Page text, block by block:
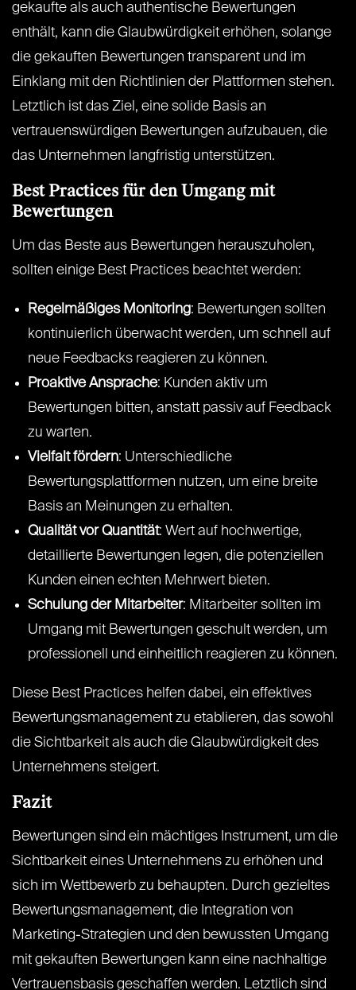
gekaufte als auch authentische Bewertungen
enthält, kann die Glaubwürdigkeit erhöhen, solange
die gekauften Bewertungen transparent und im
Einklang mit den Richtlinien der Plattformen stehen.
Letztlich ist das Ziel, eine solide Basis an
vertrauenswürdigen Bewertungen aufzubauen, die
das Unternehmen langfristig unterstützen.
Best Practices für den Umgang mit
Bewertungen
Um das Beste aus Bewertungen herauszuholen,
sollten einige Best Practices beachtet werden:
Regelmäßiges Monitoring: Bewertungen sollten
kontinuierlich überwacht werden, um schnell auf
neue Feedbacks reagieren zu können.
Proaktive Ansprache: Kunden aktiv um
Bewertungen bitten, anstatt passiv auf Feedback
zu warten.
Vielfalt fördern: Unterschiedliche
Bewertungsplattformen nutzen, um eine breite
Basis an Meinungen zu erhalten.
Qualität vor Quantität: Wert auf hochwertige,
detaillierte Bewertungen legen, die potenziellen
Kunden einen echten Mehrwert bieten.
Schulung der Mitarbeiter: Mitarbeiter sollten im
Umgang mit Bewertungen geschult werden, um
professionell und einheitlich reagieren zu können.
Diese Best Practices helfen dabei, ein effektives
Bewertungsmanagement zu etablieren, das sowohl
die Sichtbarkeit als auch die Glaubwürdigkeit des
Unternehmens steigert.
Fazit
Bewertungen sind ein mächtiges Instrument, um die
Sichtbarkeit eines Unternehmens zu erhöhen und
sich im Wettbewerb zu behaupten. Durch gezieltes
Bewertungsmanagement, die Integration von
Marketing-Strategien und den bewussten Umgang
mit gekauften Bewertungen kann eine nachhaltige
Vertrauensbasis geschaffen werden. Letztlich sind